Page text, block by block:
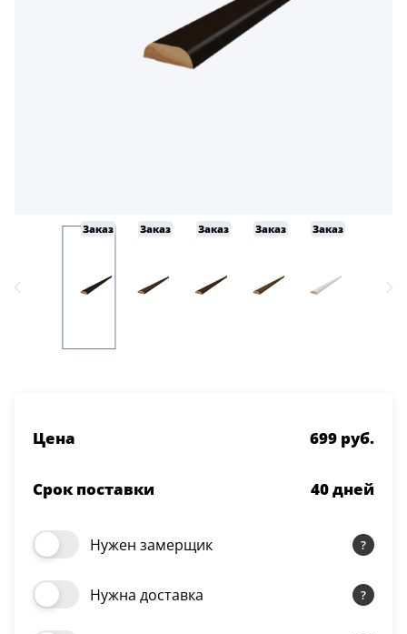
Заказ Заказ Заказ Заказ Заказ
Цена 699 руб.
Срок поставки 40дней
Нужен замерщик
Нужна доставка